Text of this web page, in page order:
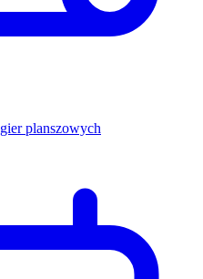
planszowych